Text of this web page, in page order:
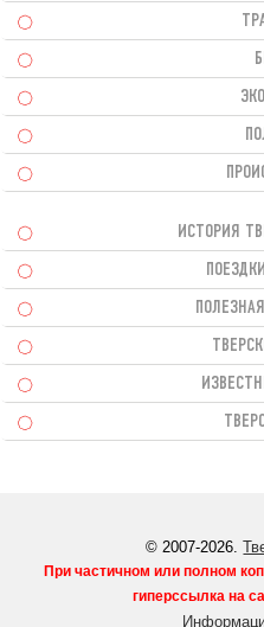
ИСТОРИЯ
© 2007-2026.
При частичном или полном
гиперссылка на